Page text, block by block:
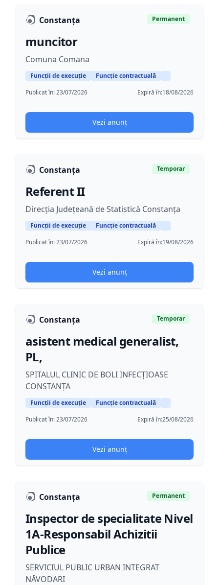
Constanța Permanent
muncitor
Comuna Comana
Funcții de execuție
Funcție contractuală
Publicat în:23/07/2026 Expiră în:18/08/2026
Vezi anunț
Constanța Temporar
Referent II
Direcția Județeană de Statistică Constanța
Funcții de execuție
Funcție contractuală
Publicat în:23/07/2026 Expiră în:19/08/2026
Vezi anunț
Constanța Temporar
asistent medical generalist,
PL,
SPITALUL CLINIC DE BOLI INFECȚIOASE
CONSTANȚA
Funcții de execuție
Funcție contractuală
Publicat în:23/07/2026 Expiră în:25/08/2026
Vezi anunț
Constanța Permanent
Inspector de specialitate Nivel
1A-Responsabil Achizitii
Publice
SERVICIUL PUBLIC URBAN INTEGRAT
NĂVODARI